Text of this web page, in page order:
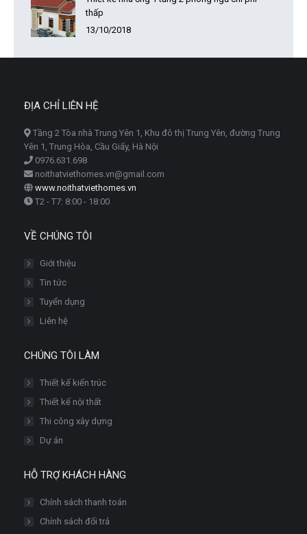
thấp
13/10/2018
ĐỊA CHỈ LIÊN HỆ
Tầng 2 Tòa nhà Trung Yên 1, Khu đô thị Trung Yên, đường Trung
Yên 1, Trung Hòa, Cầu Giấy, Hà Nội
0976.631.698
noithatviethomes.vn@gmail.com
www.noithatviethomes.vn
T2 - T7: 8:00 - 18:00
VỀ CHÚNG TÔI
Giới thiệu
Tin tức
Tuyển dụng
Liên hệ
CHÚNG TÔI LÀM
Thiết kế kiến trúc
Thiết kế nội thất
Thi công xây dựng
Dự án
HỖ TRỢ KHÁCH HÀNG
Chính sách thanh toán
Chính sách đổi trả